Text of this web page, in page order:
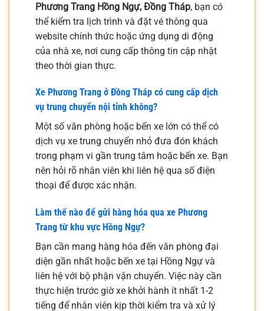
Phương Trang Hồng Ngự, Đồng Tháp, bạn có
thể kiểm tra lịch trình và đặt vé thông qua
website chính thức hoặc ứng dụng di động
của nhà xe, nơi cung cấp thông tin cập nhật
theo thời gian thực.
Xe Phương Trang ở Đồng Tháp có cung cấp dịch
vụ trung chuyển nội tỉnh không?
Một số văn phòng hoặc bến xe lớn có thể có
dịch vụ xe trung chuyển nhỏ đưa đón khách
trong phạm vi gần trung tâm hoặc bến xe. Bạn
nên hỏi rõ nhân viên khi liên hệ qua số điện
thoại để được xác nhận.
Làm thế nào để gửi hàng hóa qua xe Phương
Trang từ khu vực Hồng Ngự?
Bạn cần mang hàng hóa đến văn phòng đại
diện gần nhất hoặc bến xe tại Hồng Ngự và
liên hệ với bộ phận vận chuyển. Việc này cần
thực hiện trước giờ xe khởi hành ít nhất 1-2
tiếng để nhân viên kịp thời kiểm tra và xử lý